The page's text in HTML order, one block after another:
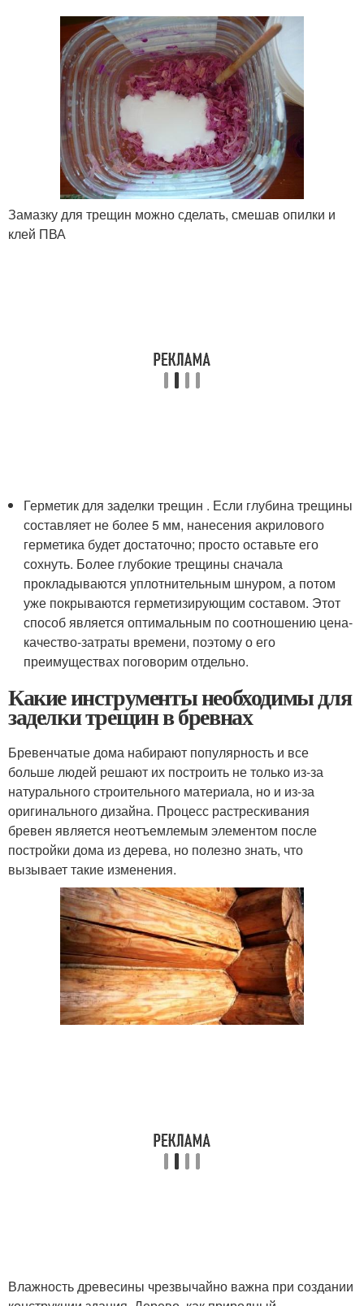
Замазку для трещин можно сделать, смешав опилки и
клей ПВА
Герметик для заделки трещин . Если глубина трещины
составляет не более 5 мм, нанесения акрилового
герметика будет достаточно; просто оставьте его
сохнуть. Более глубокие трещины сначала
прокладываются уплотнительным шнуром, а потом
уже покрываются герметизирующим составом. Этот
способ является оптимальным по соотношению цена-
качество-затраты времени, поэтому о его
преимуществах поговорим отдельно.
Какие инструменты необходимы для
заделки трещин в бревнах
Бревенчатые дома набирают популярность и все
больше людей решают их построить не только из-за
натурального строительного материала, но и из-за
оригинального дизайна. Процесс растрескивания
бревен является неотъемлемым элементом после
постройки дома из дерева, но полезно знать, что
вызывает такие изменения.
Влажность древесины чрезвычайно важна при создании